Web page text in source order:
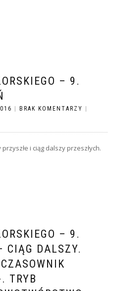
– 9.
BRAK KOMENTARZY
przyszłe i ciąg dalszy przeszłych.
– 9.
CIĄG DALSZY.
TRYB